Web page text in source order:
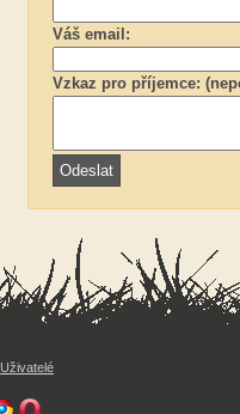
Váš email:
Vzkaz pro příjemce:
Uživatelé